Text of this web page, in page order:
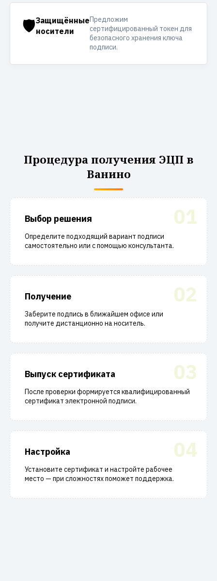
🛡️Защищённые
носители
Предложим
сертифицированный токен для
безопасного хранения ключа
подписи.
Процедура получения ЭЦП в
Ванино
01
Выбор решения
Определите подходящий вариант подписи
самостоятельно или с помощью консультанта.
02
Получение
Заберите подпись в ближайшем офисе или
получите дистанционно на носитель.
03
Выпуск сертификата
После проверки формируется квалифицированный
сертификат электронной подписи.
04
Настройка
Установите сертификат и настройте рабочее
место — при сложностях поможет поддержка.